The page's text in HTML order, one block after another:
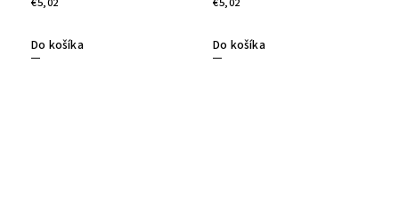
Do košíka Do košíka